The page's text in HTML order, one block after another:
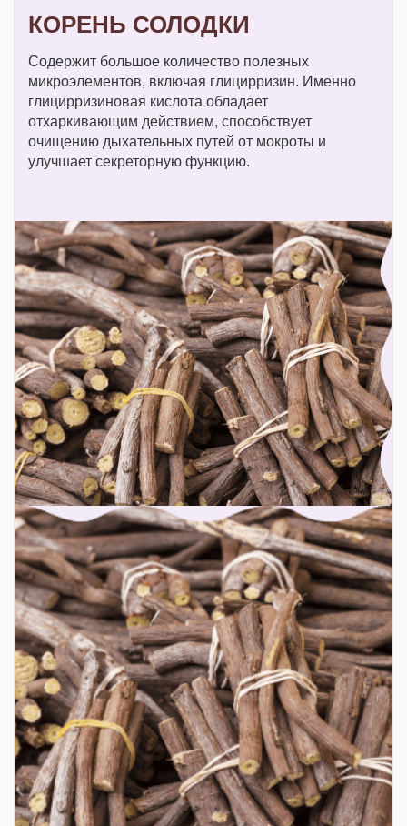
КОРЕНЬ СОЛОДКИ
Содержит большое количество полезных
микроэлементов, включая глицирризин. Именно
глицирризиновая кислота обладает
отхаркивающим действием, способствует
очищению дыхательных путей от мокроты и
улучшает секреторную функцию.